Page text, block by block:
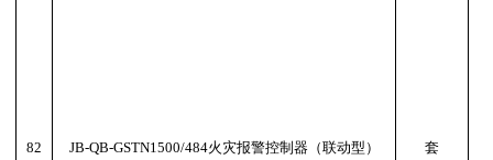
82 JB-QB-GSTN1500/484火灾报警控制器（联动型） 套